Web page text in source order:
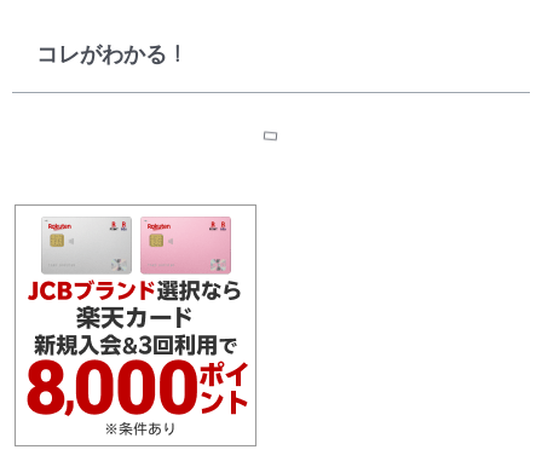
コレがわかる！